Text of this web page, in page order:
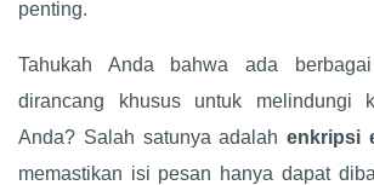
penting.
Tahukah Anda bahwa ada
dirancang khusus untuk melindungi
Anda? Salah satunya adalahenkripsi
memastikan isi pesan hanya dapat